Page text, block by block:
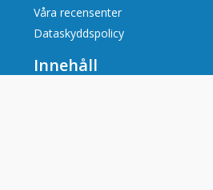
Våra recensenter
Dataskyddspolicy
Innehåll